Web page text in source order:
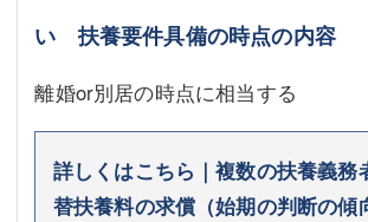
い 扶養要件具備の時点の内容
離婚or別居の時点に相当する
詳しくはこちら｜複数の扶養義務
替扶養料の求償（始期の判断の傾